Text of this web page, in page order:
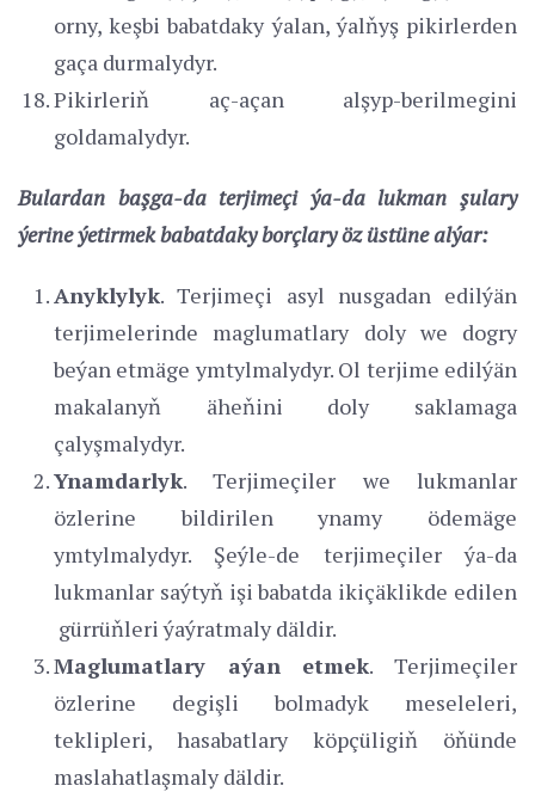
orny, keşbi babatdaky ýalan, ýalňyş pikirlerden
gaça durmalydyr.
Pikirleriň aç-açan alşyp-berilmegini
goldamalydyr.
Bulardan başga-da terjimeçi ýa-da lukman şulary
ýerine ýetirmek babatdaky borçlary öz üstüne alýar:
Anyklylyk. Terjimeçi asyl nusgadan edilýän
terjimelerinde maglumatlary doly we dogry
beýan etmäge ymtylmalydyr. Ol terjime edilýän
makalanyň äheňini doly saklamaga
çalyşmalydyr.
Ynamdarlyk. Terjimeçiler we lukmanlar
özlerine bildirilen ynamy ödemäge
ymtylmalydyr. Şeýle-de terjimeçiler ýa-da
lukmanlar saýtyň işi babatda ikiçäklikde edilen
gürrüňleri ýaýratmaly däldir.
Maglumatlary aýan etmek. Terjimeçiler
özlerine degişli bolmadyk meseleleri,
teklipleri, hasabatlary köpçüligiň öňünde
maslahatlaşmaly däldir.